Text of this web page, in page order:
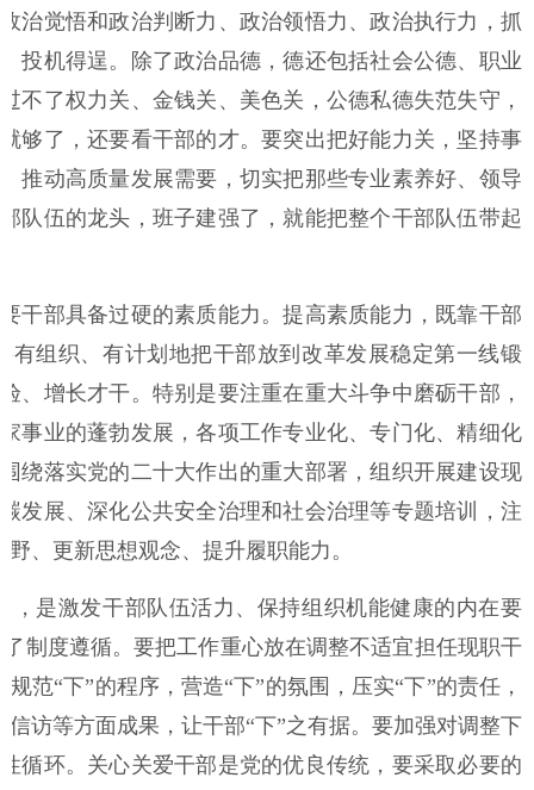
治觉悟和政治判断力、政治领悟力、政治执行力，抓
投机得逞。除了政治品德，德还包括社会公德、职业
了权力关、金钱关、美色关，公德私德失范失守，
够了，还要看干部的才。要突出把好能力关，坚持事
推动高质量发展需要，切实把那些专业素养好、领导
队伍的龙头，班子建强了，就能把整个干部队伍带起
部具备过硬的素质能力。提高素质能力，既靠干部
组织、有计划地把干部放到改革发展稳定第一线锻
增长才干。特别是要注重在重大斗争中磨砺干部，
事业的蓬勃发展，各项工作专业化、专门化、精细化
绕落实党的二十大作出的重大部署，组织开展建设现
发展、深化公共安全治理和社会治理等专题培训，注
、更新思想观念、提升履职能力。
是激发干部队伍活力、保持组织机能健康的内在要
制度遵循。要把工作重心放在调整不适宜担任现职干
范“下”的程序，营造“下”的氛围，压实“下”的责任，
访等方面成果，让干部“下”之有据。要加强对调整下
循环。关心关爱干部是党的优良传统，要采取必要的